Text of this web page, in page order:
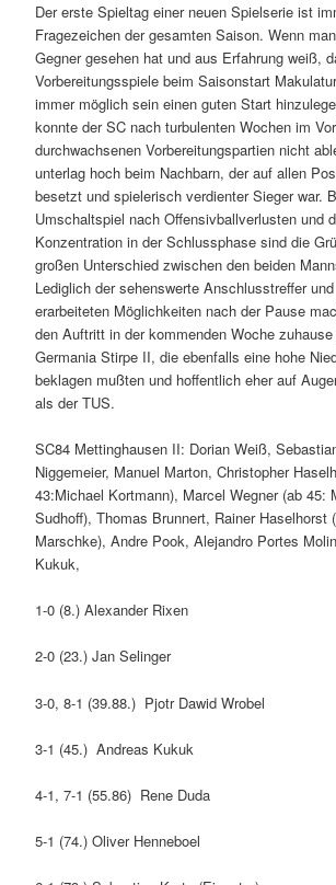
Der erste Spieltag einer neuen Spielserie ist
Fragezeichen der gesamten Saison. Wenn
Gegner gesehen hat und aus Erfahrung weiß,
Vorbereitungsspiele beim Saisonstart
immer möglich sein einen guten Start
konnte der SC nach turbulenten Wochen im
durchwachsenen Vorbereitungspartien nicht
unterlag hoch beim Nachbarn, der auf allen
besetzt und spielerisch verdienter Sieger war.
Umschaltspiel nach Offensivballverlusten und
Konzentration in der Schlussphase sind die
großen Unterschied zwischen den beiden
Lediglich der sehenswerte Anschlusstreffer
erarbeiteten Möglichkeiten nach der Pause
den Auftritt in der kommenden Woche
Germania Stirpe II, die ebenfalls eine hohe
beklagen mußten und hoffentlich eher auf
als der TUS.
SC84 Mettinghausen II: Dorian Weiß,
Niggemeier, Manuel Marton, Christopher
43:Michael Kortmann), Marcel Wegner (ab 45:
Sudhoff), Thomas Brunnert, Rainer Haselhorst
Marschke), Andre Pook, Alejandro Portes
Kukuk,
1-0 (8.) Alexander Rixen
2-0 (23.) Jan Selinger
3-0, 8-1 (39.88.) Pjotr Dawid Wrobel
3-1 (45.) Andreas Kukuk
4-1, 7-1 (55.86) Rene Duda
5-1 (74.) Oliver Henneboel